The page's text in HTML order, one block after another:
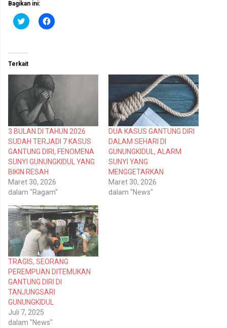
Bagikan ini:
K
l
n
t
u
k
r
b
a
g
i
p
a
d
a
T
w
i
t
t
e
r
(
M
e
m
b
u
k
d
i
j
e
n
d
e
l
a
y
a
n
K
l
k
m
e
m
b
a
g
i
k
a
n
d
i
F
a
e
b
o
o
k
(
M
e
m
b
u
k
a
d
i
j
e
n
d
e
y
Terkait
3 BULAN DI TAHUN 2026
SUDAH TERJADI 7 KASUS
GANTUNG DIRI, FENOMENA
SUNYI GUNUNGKIDUL YANG
BIKIN RESAH
Maret 30, 2026
dalam "Ragam"
DUA KASUS GANTUNG DIRI
DALAM SEHARI DI
GUNUNGKIDUL, ALARM
SUNYI YANG
MENGGETARKAN
Maret 30, 2026
dalam "News"
TRAGIS, SEORANG
PEREMPUAN DITEMUKAN
GANTUNG DIRI DI
TANJUNGSARI
GUNUNGKIDUL
Juli 7, 2025
dalam "News"